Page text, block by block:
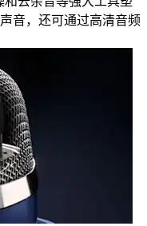
音，还可通过高清音频